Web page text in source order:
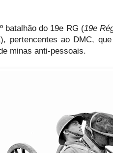
batalhão do 19e RG (19e
pertencentes ao DMC,
minas anti-pessoais.